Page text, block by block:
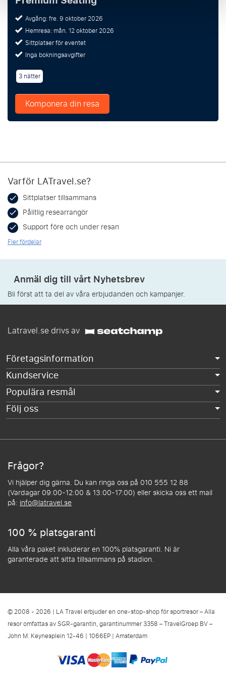
Avgång: fre. 9 oktober 2026
Hemresa: mån. 12 oktober 2026
Sittplatser för eventet
Inga bokningsavgifter
3 nätter
Komponera din resa
Varför LATravel.se?
Sittplatser tillsammans
Pålitlig researrangör
Support före och under resan
Fler fördelar
Anmäl dig till vårt Nyhetsbrev
Bli först att ta del av våra erbjudanden och kampanjer.
Latravel.se drivs av
Företagsinformation
Kundservice
Populära resmål
Följ oss
Frågor?
Vi hjälper dig gärna. Du kan ringa oss på 010 555 12 88
(Vardagar 09:00-12:00 & 13:00-17:00) eller skicka oss ett mail
på: info@latravel.se
100 % platsgaranti
Alla våra paket inkluderar en 100% platsgaranti. Ni är
garanterade att sitta tillsammans på stadion.
© 2008 - 2026 | LA Travel erbjuder en one-stop-shop för sportresor – Alla
resor omfattas av SGR-garantin, garantinummer 3358 – TravelGroep BV –
John M. Keynesplein 12-46 | 1066EP | Amsterdam